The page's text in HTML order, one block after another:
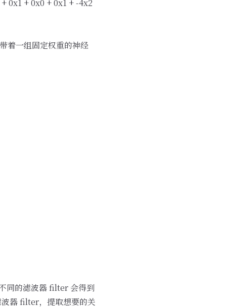
0x1 + 0x0 + 0x1 + -4x2
着一组固定权重的神经
同的滤波器 filter 会得到
器 filter，提取想要的关